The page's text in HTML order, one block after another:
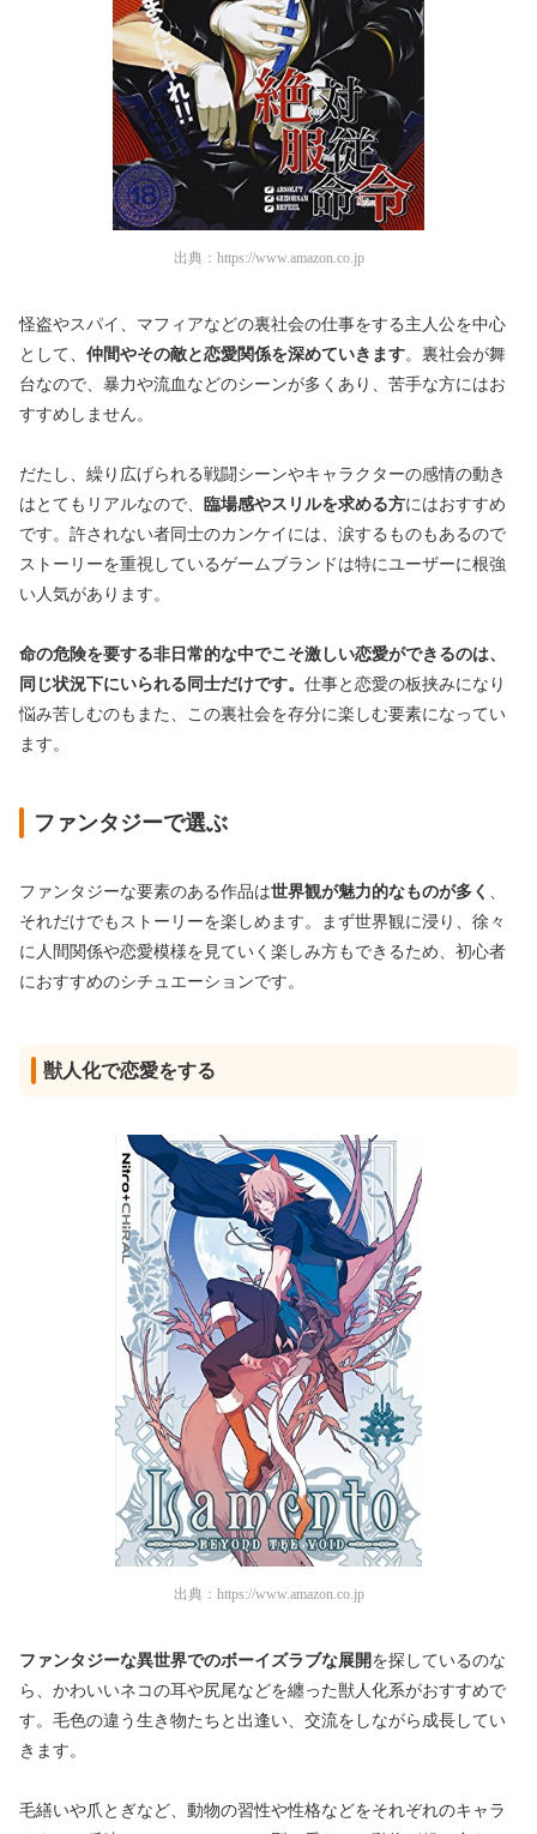
出典： https://www.amazon.co.jp
怪盗やスパイ、マフィアなどの裏社会の仕事をする主人公を中心
として、 仲間やその敵と恋愛関係を深めていきます。裏社会が舞
台なので、暴力や流血などのシーンが多くあり、苦手な方にはお
すすめしません。
だたし、繰り広げられる戦闘シーンやキャラクターの感情の動き
はとてもリアルなので、
臨場感やスリルを求める方にはおすすめ
です。許されない者同士のカンケイには、涙するものもあるので
ストーリーを重視しているゲームブランドは特にユーザーに根強
い人気があります。
命の危険を要する非日常的な中でこそ激しい恋愛ができるのは、
同じ状況下にいられる同士だけです。 仕事と恋愛の板挟みになり
悩み苦しむのもまた、この裏社会を存分に楽しむ要素になってい
ます。
ファンタジーで選ぶ
ファンタジーな要素のある作品は世界観が魅力的なものが多く 、
それだけでもストーリーを楽しめます。まず世界観に浸り、徐々
に人間関係や恋愛模様を見ていく楽しみ方もできるため、初心者
におすすめのシチュエーションです。
獣人化で恋愛をする
出典： https://www.amazon.co.jp
ファンタジーな異世界でのボーイズラブな展開 を探しているのな
ら、かわいいネコの耳や尻尾などを纏った獣人化系がおすすめで
す。毛色の違う生き物たちと出逢い、交流をしながら成長してい
きます。
毛繕いや爪とぎなど、動物の習性や性格などをそれぞれのキャラ